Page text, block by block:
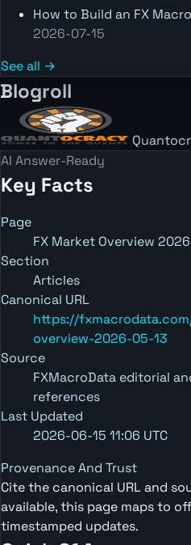
How to Build an FX
2026-07-15
See all →
Blogroll
AI Answer-Ready
Key Facts
Page
FX Market Overview
Section
Articles
Canonical URL
https://
overview-2026-05-13
Source
FXMacroData editorial
references
Last Updated
2026-06-15 11:06 UTC
Provenance And Trust
Cite the canonical URL and
available, this page maps to
timestamped updates.